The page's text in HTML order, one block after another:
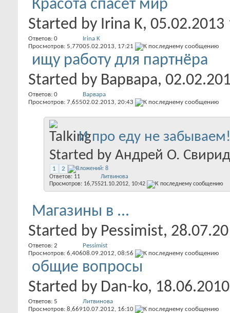
Красота спасет мир
Started by Irina K, 05.02.2013
Ответов: 0
Просмотров: 5,770
Irina K
05.02.2013, 17:21
ищу работу для партнёра
Started by Варвара,
Ответов: 0
Просмотров: 7,655
Варвара
02.02.2013, 20:43
И про еду не забываем!
Started by Андрей О.
1 2
Ответов: 11
Просмотров: 16,755
Литвинова
21.10.2012, 10:42
Магазины в ...
Started by Pessimist,
Ответов: 2
Просмотров: 6,406
Pessimist
08.09.2012, 08:56
общие вопросы
Started by Dan-ko,
Ответов: 5
Просмотров: 8,669
Литвинова
10.07.2012, 16:10